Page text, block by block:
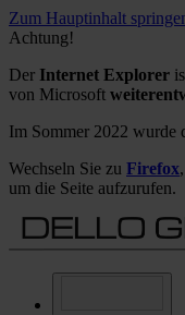
Zum Hauptinhalt
Achtung!
Der Internet Explorer
von Microsoft
Im Sommer 2022 wurde
Wechseln Sie zu Firefox,
um die Seite aufzurufen.